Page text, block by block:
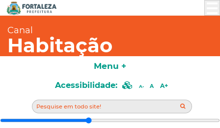
Canal
Habitação
Menu +
Acessibilidade:
A